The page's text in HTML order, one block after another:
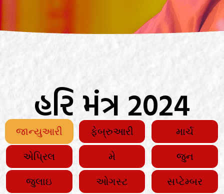
હરિ મંત્ર 2024
જાન્યુઆરી ફેબ્રુઆરી માર્ચ
એપ્રિલ મે જુન
જુલાઇ ઓગસ્ટ સપ્ટેમ્બર